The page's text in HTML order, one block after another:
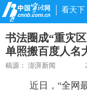
看天下
书法圈成“重灾
单照搬百度人名
稿源：澎湃新闻
近日，“全网最